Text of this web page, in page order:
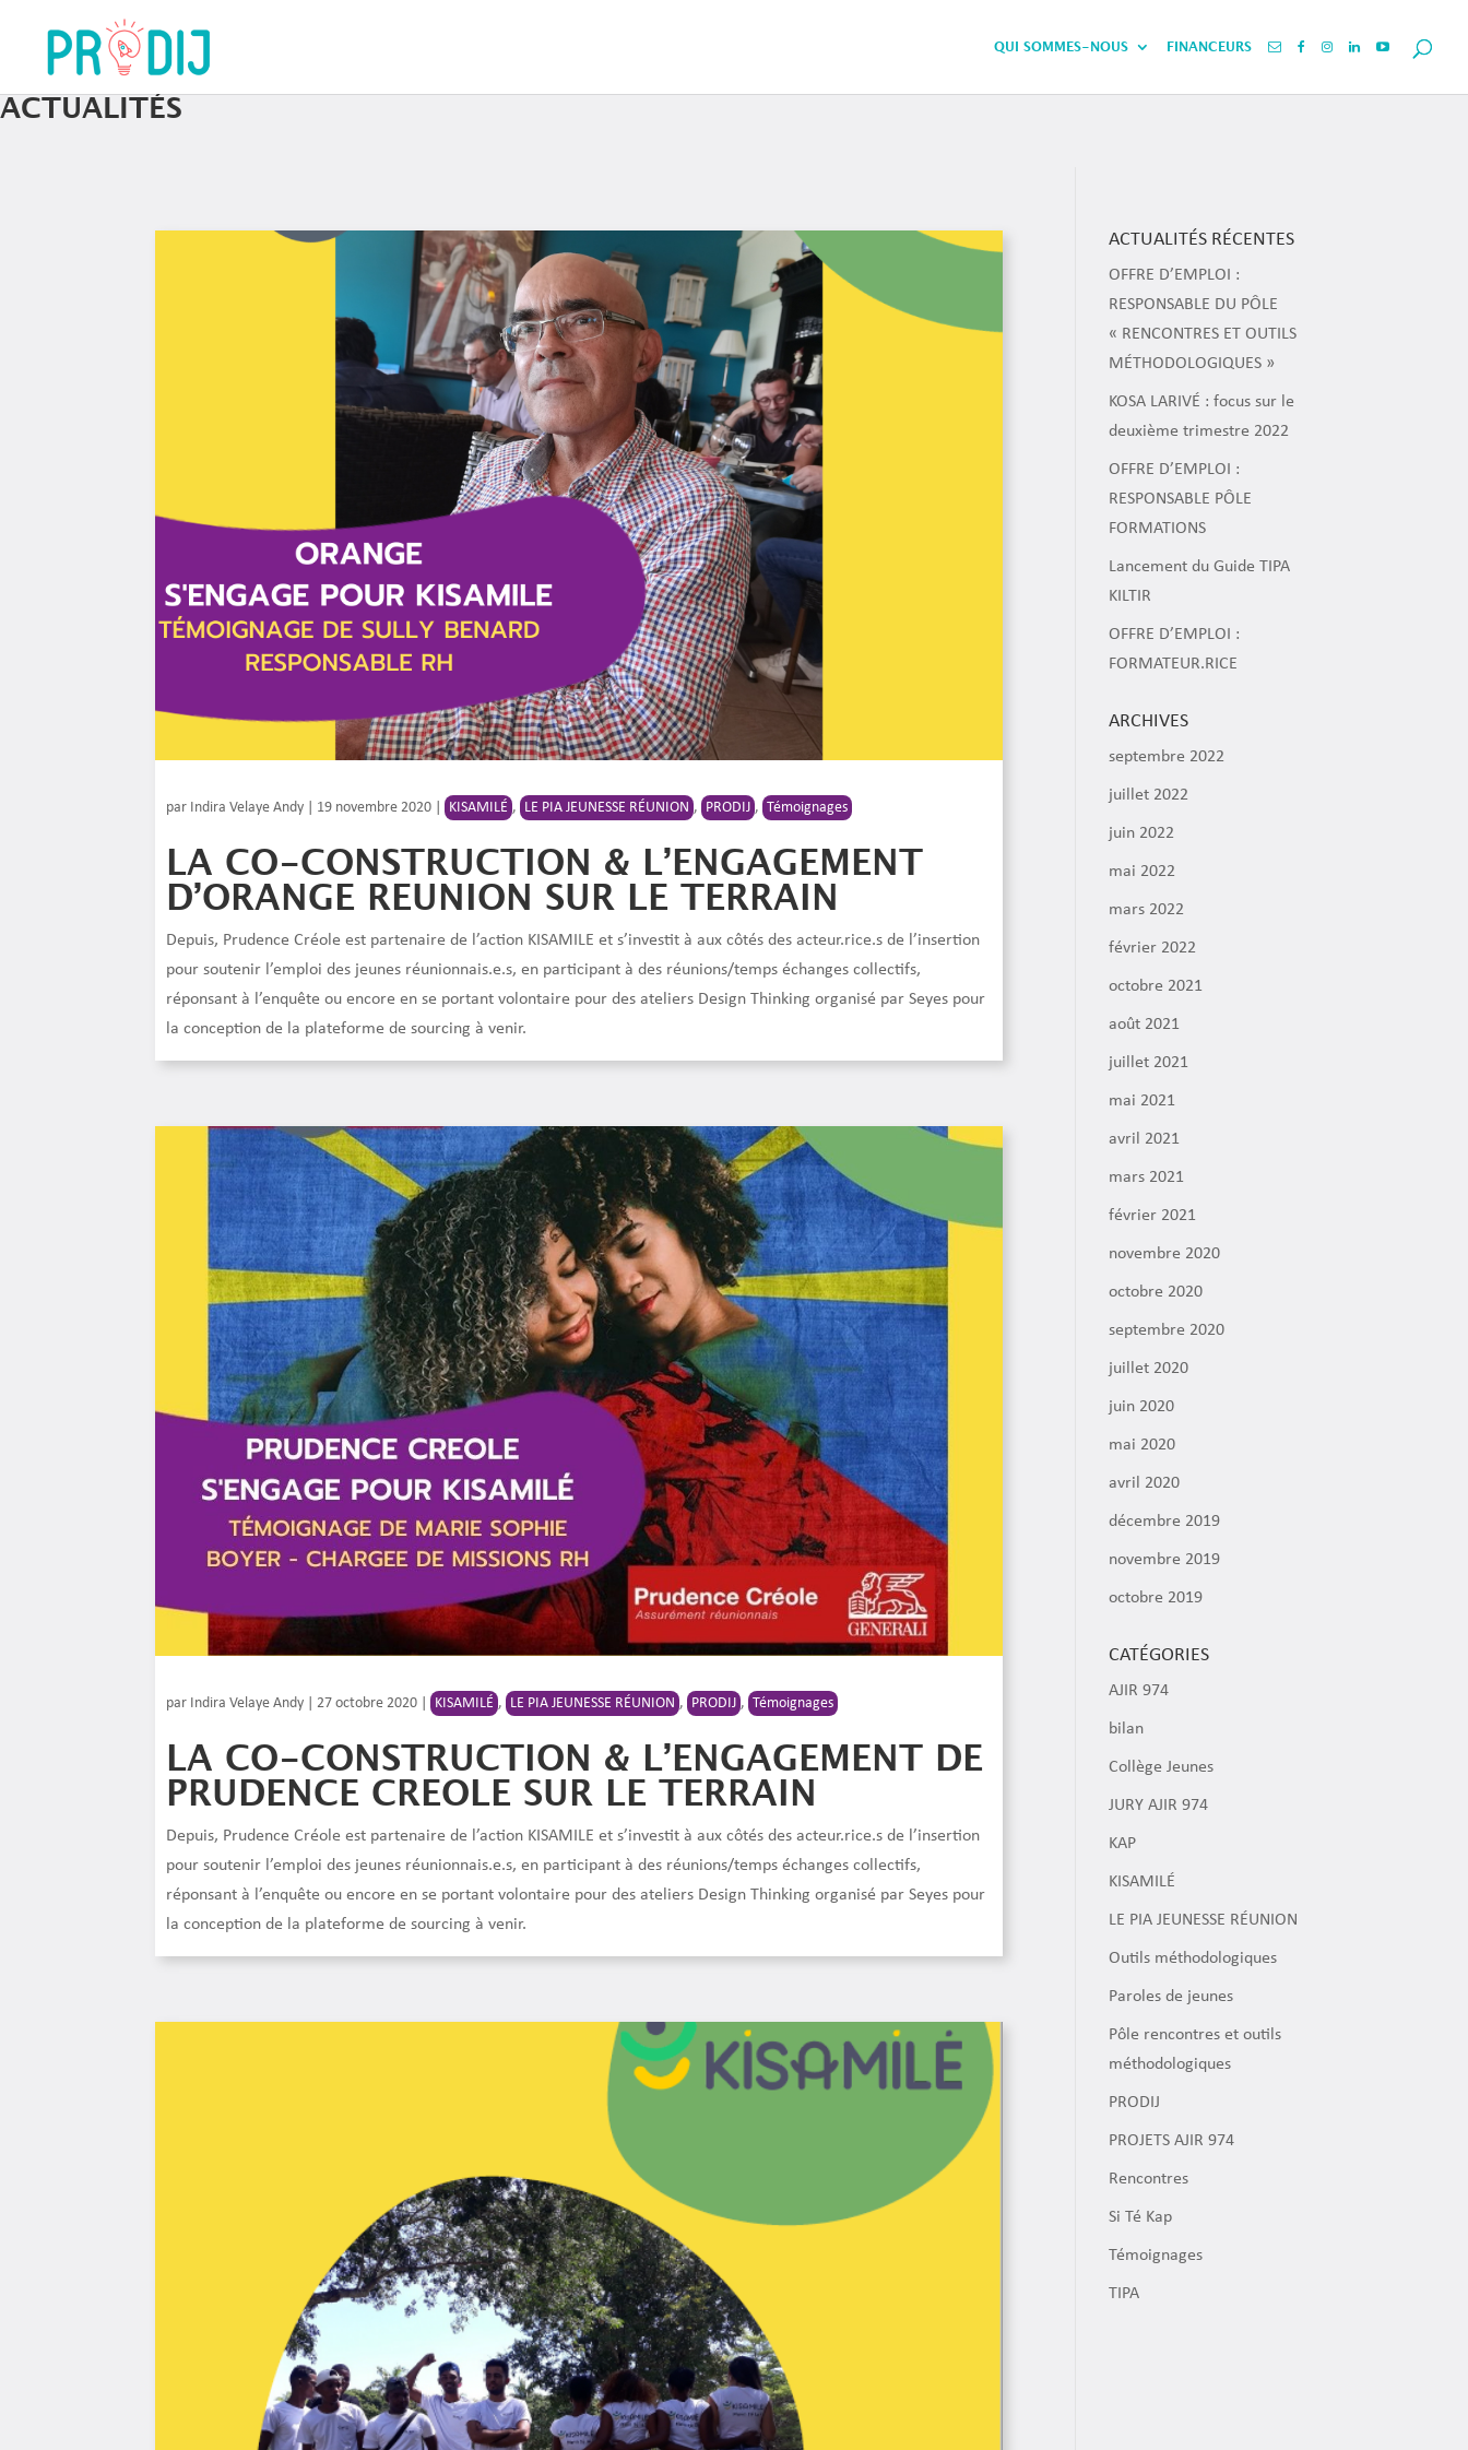
QUI SOMMES-NOUS FINANCEURS
ACTUALITÉS
par Indira Velaye Andy 19 novembre 2020 | KISAMILÉ , LE PIA JEUNESSE RÉUNION , PRODIJ , Témoignages
LA CO-CONSTRUCTION & L’ENGAGEMENT
D’ORANGE REUNION SUR LE TERRAIN
Depuis, Prudence Créole est partenaire de l’action KISAMILE et s’investit à aux côtés des acteur.rice.s de l’insertion
pour soutenir l’emploi des jeunes réunionnais.e.s, en participant à des réunions/temps échanges collectifs,
réponsant à l’enquête ou encore en se portant volontaire pour des ateliers Design Thinking organisé par Seyes pour
la conception de la plateforme de sourcing à venir.
par Indira Velaye Andy |27 octobre 2020 | KISAMILÉ , LE PIA JEUNESSE RÉUNION , PRODIJ , Témoignages
LA CO-CONSTRUCTION & L’ENGAGEMENT DE
PRUDENCE CREOLE SUR LE TERRAIN
Depuis, Prudence Créole est partenaire de l’action KISAMILE et s’investit à aux côtés des acteur.rice.s de l’insertion
pour soutenir l’emploi des jeunes réunionnais.e.s, en participant à des réunions/temps échanges collectifs,
réponsant à l’enquête ou encore en se portant volontaire pour des ateliers Design Thinking organisé par Seyes pour
la conception de la plateforme de sourcing à venir.
ACTUALITÉS RÉCENTES
OFFRE D’EMPLOI :
RESPONSABLE DU PÔLE
« RENCONTRES ET OUTILS
MÉTHODOLOGIQUES »
KOSA LARIVÉ : focus sur le
deuxième trimestre 2022
OFFRE D’EMPLOI :
RESPONSABLE PÔLE
FORMATIONS
Lancement du Guide TIPA
KILTIR
OFFRE D’EMPLOI :
FORMATEUR.RICE
ARCHIVES
septembre 2022
juillet 2022
juin 2022
mai 2022
mars 2022
février 2022
octobre 2021
août 2021
juillet 2021
mai 2021
avril 2021
mars 2021
février 2021
novembre 2020
octobre 2020
septembre 2020
juillet 2020
juin 2020
mai 2020
avril 2020
décembre 2019
novembre 2019
octobre 2019
CATÉGORIES
AJIR 974
bilan
Collège Jeunes
JURY AJIR 974
KAP
KISAMILÉ
LE PIA JEUNESSE RÉUNION
Outils méthodologiques
Paroles de jeunes
Pôle rencontres et outils
méthodologiques
PRODIJ
PROJETS AJIR 974
Rencontres
Si Té Kap
Témoignages
TIPA